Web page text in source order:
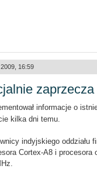
16:59
informacje o
kilka dni temu.
indyjskiego oddziału
Cortex-A8 i